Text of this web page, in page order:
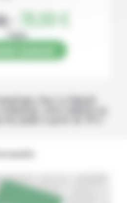
: 78,00 €
Papier
lisez La Volonté
ordinateur, votre tablette ou